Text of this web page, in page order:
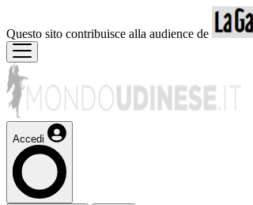
Questo sito contribuisce alla audience de
Accedi